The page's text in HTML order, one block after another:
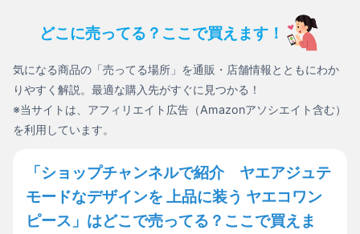
どこに売ってる？ここで買えます！
気になる商品の「売ってる場所」を通販・店舗情報とともにわか
りやすく解説。最適な購入先がすぐに見つかる！
※当サイトは、アフィリエイト広告（Amazonアソシエイト含む）
を利用しています。
「ショップチャンネルで紹介 ヤエアジュテ
モードなデザインを 上品に装う ヤエコワン
ピース」はどこで売ってる？ここで買えま